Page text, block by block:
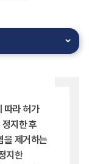
따라 허가
지한 후
을 제거하는
지한